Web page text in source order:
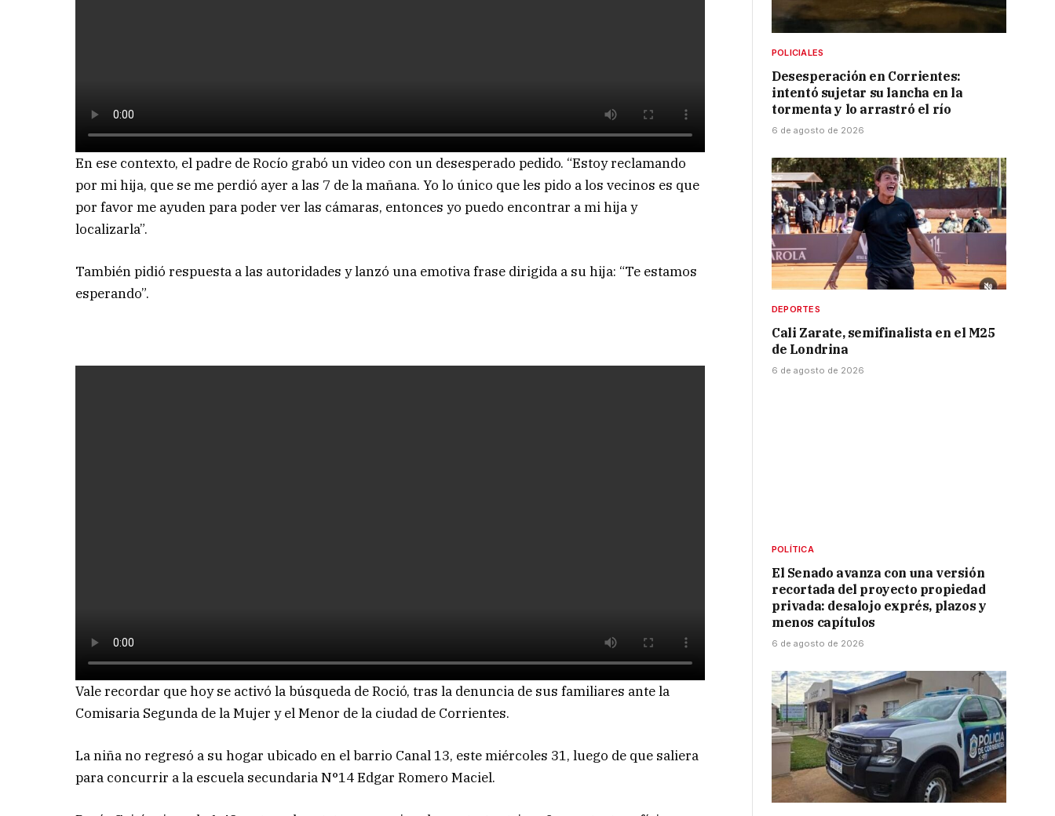
En ese contexto, el padre de Rocío grabó un video con un desesperado pedido. “Estoy reclamando
por mi hija, que se me perdió ayer a las 7 de la mañana. Yo lo único que les pido a los vecinos es que
por favor me ayuden para poder ver las cámaras, entonces yo puedo encontrar a mi hija y
localizarla”.
También pidió respuesta a las autoridades y lanzó una emotiva frase dirigida a su hija: “Te estamos
esperando”.
Vale recordar que hoy se activó la búsqueda de Roció, tras la denuncia de sus familiares ante la
Comisaria Segunda de la Mujer y el Menor de la ciudad de Corrientes.
La niña no regresó a su hogar ubicado en el barrio Canal 13, este miércoles 31, luego de que saliera
para concurrir a la escuela secundaria N°14 Edgar Romero Maciel.
POLICIALES
Desesperación en Corrientes:
intentó sujetar su lancha en la
tormenta y lo arrastró el río
6 de agosto de 2026
DEPORTES
Cali Zarate, semifinalista en el M25
de Londrina
6 de agosto de 2026
POLÍTICA
El Senado avanza con una versión
recortada del proyecto propiedad
privada: desalojo exprés, plazos y
menos capítulos
6 de agosto de 2026